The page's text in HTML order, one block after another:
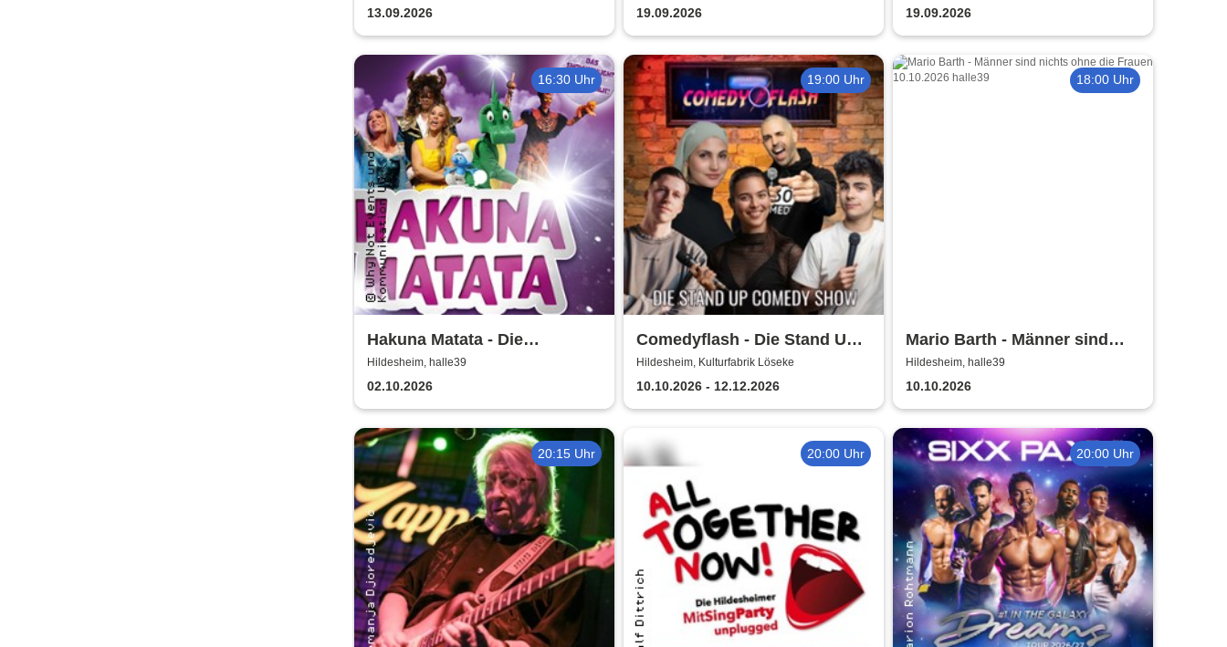
13.09.2026 19.09.2026
Bühne mit live Streichquartett
19.09.2026
16:30 Uhr
Hakuna Matata - Die
einzigartige große
Kindermusical-Gala
Hildesheim, halle39
02.10.2026
19:00 Uhr
Comedyflash - Die Stand Up
Comedy Show in Hildesheim
Hildesheim, Kulturfabrik Löseke
10.10.2026 - 12.12.2026
18:00 Uhr
Mario Barth - Männer sind
nichts ohne die Frauen
Hildesheim, halle39
10.10.2026
20:15 Uhr 20:00 Uhr 20:00 Uhr